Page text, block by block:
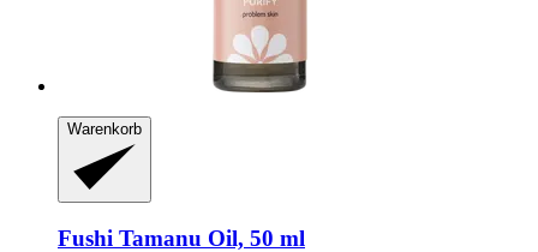
Warenkorb
Fushi Tamanu Oil, 50 ml